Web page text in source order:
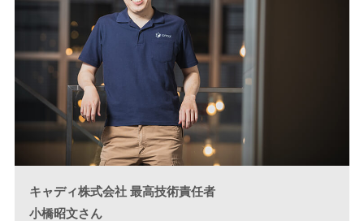
キャディ株式会社 最高技術責任者
小橋昭文さん